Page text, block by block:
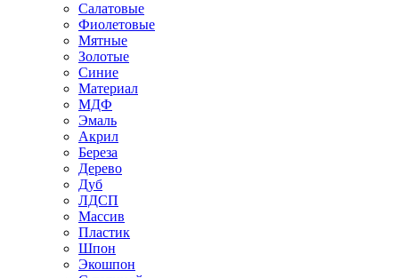
Салатовые
Фиолетовые
Мятные
Золотые
Синие
Материал
МДФ
Эмаль
Акрил
Береза
Дерево
Дуб
ЛДСП
Массив
Пластик
Шпон
Экошпон